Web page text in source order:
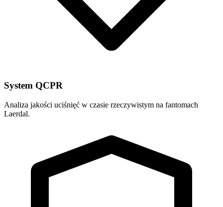
System QCPR
Analiza jakości uciśnięć w czasie rzeczywistym na fantomach
Laerdal.